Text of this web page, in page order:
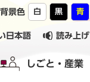
背景色 白 黒 青
日本語 読み上げ
しごと・産業